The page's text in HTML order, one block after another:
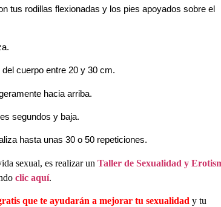
tus rodillas flexionadas y los pies apoyados sobre el
cuerpo entre 20 y 30 cm.
hacia arriba.
segundos y baja.
hasta unas 30 o 50 repeticiones.
sexual, es realizar un Taller de Sexualidad y
clic aquí.
que te ayudarán a mejorar tu sexualidad y tu